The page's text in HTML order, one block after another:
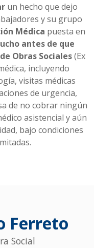
un hecho que dejo
y su grupo
Médica puesta en
antes de que
Obras Sociales(Ex
incluyendo
visitas médicas
de urgencia,
de no cobrar ningún
asistencial y aún
bajo condiciones
Ferreto
Social